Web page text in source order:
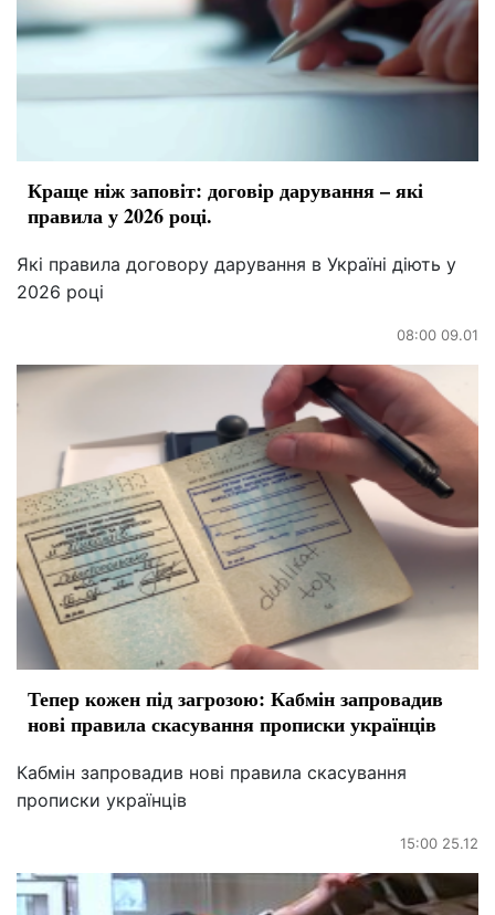
Краще ніж заповіт: договір дарування – які
правила у 2026 році.
Які правила договору дарування в Україні діють у
2026 році
08:00 09.01
Тепер кожен під загрозою: Кабмін запровадив
нові правила скасування прописки українців
Кабмін запровадив нові правила скасування
прописки українців
15:00 25.12